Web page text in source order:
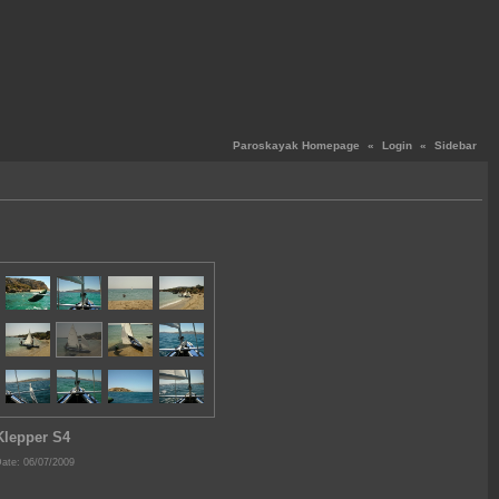
Paroskayak Homepage « Login « Sidebar
S4
06/07/2009